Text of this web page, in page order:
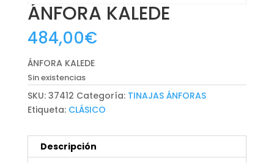
ÁNFORA KALEDE
484,00€
ÁNFORA KALEDE
Sin existencias
SKU: 37412 Categoría: TINAJAS ÁNFORAS
Etiqueta: CLÁSICO
Descripción